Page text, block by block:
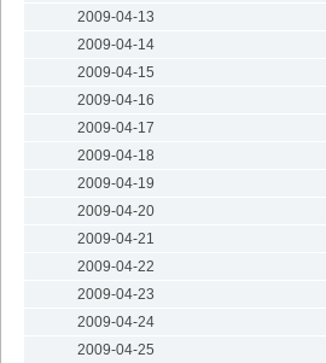
2009-04-13
2009-04-14
2009-04-15
2009-04-16
2009-04-17
2009-04-18
2009-04-19
2009-04-20
2009-04-21
2009-04-22
2009-04-23
2009-04-24
2009-04-25